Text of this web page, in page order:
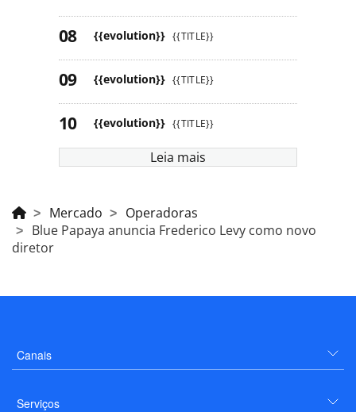
{{evolution}} {{TITLE}}
{{evolution}} {{TITLE}}
{{evolution}} {{TITLE}}
Leia mais
Mercado
Operadoras
Blue Papaya anuncia Frederico Levy como novo
diretor
Canais
Serviços